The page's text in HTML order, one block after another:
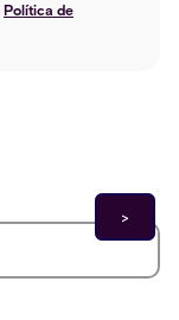
Política de